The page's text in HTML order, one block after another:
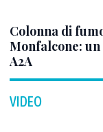
Colonna di
Monfalcone:
A2A
VIDEO